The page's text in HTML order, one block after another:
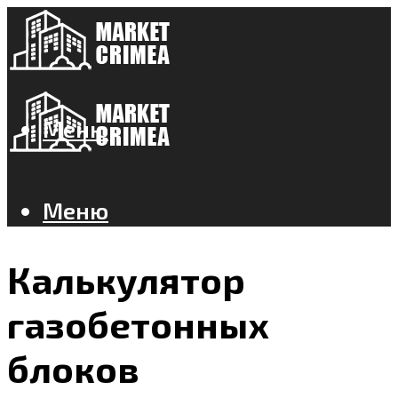
Меню
Меню
Калькулятор
газобетонных
блоков